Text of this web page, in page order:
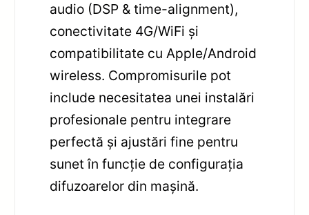
audio (DSP & time-alignment),
conectivitate 4G/WiFi și
compatibilitate cu Apple/Android
wireless. Compromisurile pot
include necesitatea unei instalări
profesionale pentru integrare
perfectă și ajustări fine pentru
sunet în funcție de configurația
difuzoarelor din mașină.